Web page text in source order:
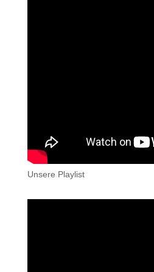
Unsere Playlist